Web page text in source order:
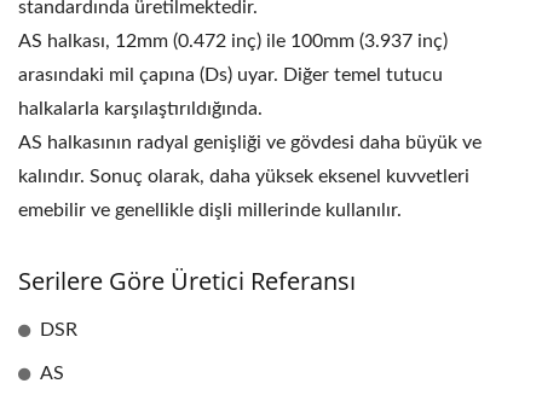
standardında üretilmektedir.
AS halkası, 12mm (0.472 inç) ile 100mm (3.937 inç)
arasındaki mil çapına (Ds) uyar. Diğer temel tutucu
halkalarla karşılaştırıldığında.
AS halkasının radyal genişliği ve gövdesi daha büyük ve
kalındır. Sonuç olarak, daha yüksek eksenel kuvvetleri
emebilir ve genellikle dişli millerinde kullanılır.
Serilere Göre Üretici Referansı
DSR
AS